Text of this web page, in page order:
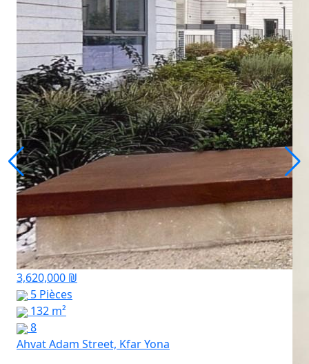
3,620,000 ₪
5 Pièces
132 m²
8
Ahvat Adam Street, Kfar Yona